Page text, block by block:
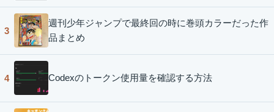
3
週刊少年ジャンプで最終回の時に巻頭カラーだった作
品まとめ
4 Codexのトークン使用量を確認する方法